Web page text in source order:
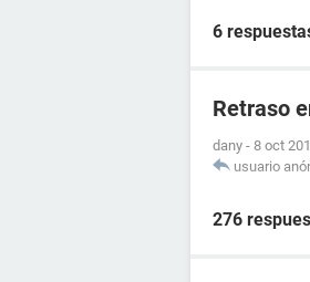
6
Retraso
dany - 8 oct
usuario
276